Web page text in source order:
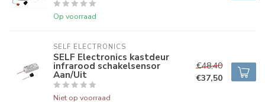
Op voorraad
SELF ELECTRONICS
SELF Electronics kastdeur
infrarood schakelsensor
Aan/Uit
Niet op voorraad
€48,40
€37,50